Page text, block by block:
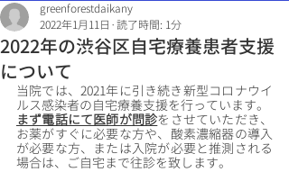
医師紹介
在宅事例集
診療希望の方へ
2022年の渋谷区自宅療養患者支援
について
greenforestdaikany
2022年1月11日 読了時間: 1分
当院では、2021年に引き続き新型コロナウイ
ルス感染者の自宅療養支援を行っています。
まず電話にて医師が問診をさせていただき、
お薬がすぐに必要な方や、酸素濃縮器の導入
が必要な方、または入院が必要と推測される
場合は、ご自宅まで往診を致します。